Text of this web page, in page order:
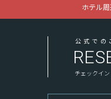
ホテル
公式での
チェックイ